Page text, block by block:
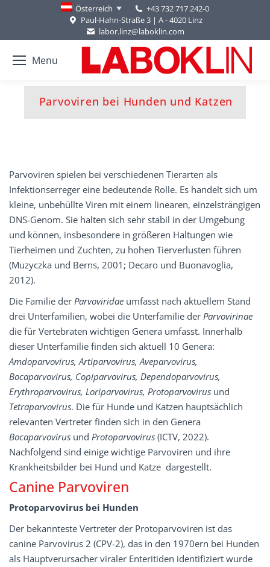
Österreich
+43 732 717 242-0
Paul-Hahn-Straße 3 | A - 4020 Linz
labor.linz@laboklin.com
Menu
Parvoviren bei Hunden und Katzen
You are here:
Parvoviren spielen bei verschiedenen Tierarten als
Infektionserreger eine bedeutende Rolle. Es handelt sich um
kleine, unbehüllte Viren mit einem linearen, einzelsträngigen
DNS-Genom. Sie halten sich sehr stabil in der Umgebung
und können, insbesondere in größeren Haltungen wie
Tierheimen und Zuchten, zu hohen Tierverlusten führen
(Muzyczka und Berns, 2001; Decaro und Buonavoglia,
2012).
Die Familie der Parvoviridae umfasst nach aktuellem Stand
drei Unterfamilien, wobei die Unterfamilie der Parvovirinae
die für Vertebraten wichtigen Genera umfasst. Innerhalb
dieser Unterfamilie finden sich aktuell 10 Genera:
Amdoparvovirus, Artiparvovirus, Aveparvovirus,
Bocaparvovirus, Copiparvovirus, Dependoparvovirus,
Erythroparvovirus, Loriparvovirus, Protoparvovirus und
Tetraparvovirus. Die für Hunde und Katzen hauptsächlich
relevanten Vertreter finden sich in den Genera
Bocaparvovirus und Protoparvovirus (ICTV, 2022).
Nachfolgend sind einige wichtige Parvoviren und ihre
Krankheitsbilder bei Hund und Katze dargestellt.
Canine Parvoviren
Protoparvovirus bei Hunden
Der bekannteste Vertreter der Protoparvoviren ist das
canine Parvovirus 2 (CPV-2), das in den 1970ern bei Hunden
als Hauptverursacher viraler Enteritiden identifiziert wurde